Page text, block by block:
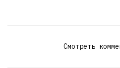
Смотреть